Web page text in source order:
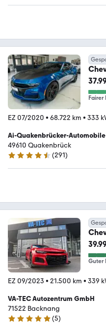
Fairer
EZ 07/2020 • 68.722 km • 333
Ai-Quakenbrücker-
49610 Quakenbrück
4.6 Sterne
(291)
KIT/
Guter
EZ 09/2023 • 21.500 km • 339
VA-TEC Autozentrum GmbH
71522 Backnang
4.9 Sterne
(5)